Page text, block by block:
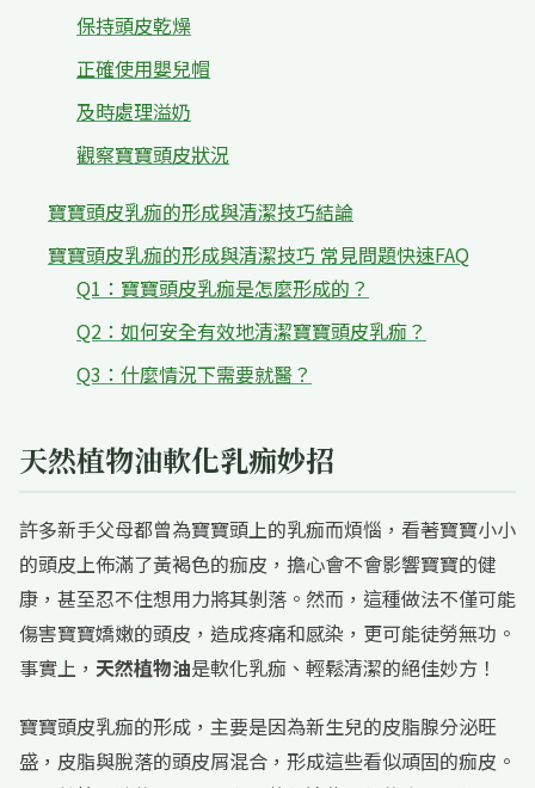
保持頭皮乾燥
正確使用嬰兒帽
及時處理溢奶
觀察寶寶頭皮狀況
寶寶頭皮乳痂的形成與清潔技巧結論
寶寶頭皮乳痂的形成與清潔技巧 常見問題快速FAQ
Q1：寶寶頭皮乳痂是怎麼形成的？
Q2：如何安全有效地清潔寶寶頭皮乳痂？
Q3：什麼情況下需要就醫？
天然植物油軟化乳痂妙招
許多新手父母都曾為寶寶頭上的乳痂而煩惱，看著寶寶小小
的頭皮上佈滿了黃褐色的痂皮，擔心會不會影響寶寶的健
康，甚至忍不住想用力將其剝落。然而，這種做法不僅可能
傷害寶寶嬌嫩的頭皮，造成疼痛和感染，更可能徒勞無功。
事實上， 天然植物油是軟化乳痂、輕鬆清潔的絕佳妙方！
寶寶頭皮乳痂的形成，主要是因為新生兒的皮脂腺分泌旺
盛，皮脂與脫落的頭皮屑混合，形成這些看似頑固的痂皮。